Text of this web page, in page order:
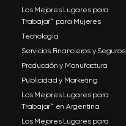
Los Mejores Lugares para
Trabajar™ para Mujeres
Tecnología
Servicios Financieros y Seguros
Producción y Manufactura
Publicidad y Marketing
Los Mejores Lugares para
Trabajar™ en Argentina
Los Mejores Lugares para